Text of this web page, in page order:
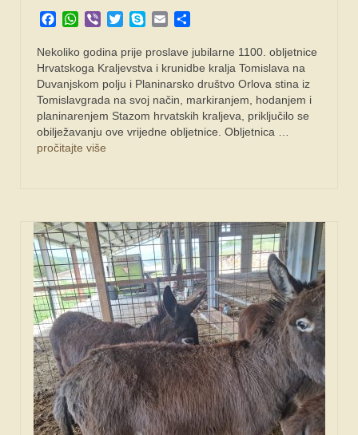
Facebook
WhatsApp
Viber TwitterSkypeEmail
Nekoliko godina prije proslave jubilarne 1100. obljetnice
Hrvatskoga Kraljevstva i krunidbe kralja Tomislava na
Duvanjskom polju i Planinarsko društvo Orlova stina iz
Tomislavgrada na svoj način, markiranjem, hodanjem i
planinarenjem Stazom hrvatskih kraljeva, priključilo se
obilježavanju ove vrijedne obljetnice. Obljetnica …
pročitajte više